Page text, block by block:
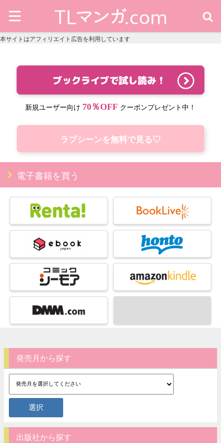
本サイトはアフィリエイト広告を利用しています
新規ユーザー向け 70％OFF クーポンプレゼント中！
ラブシーンを無料で見る♡
電子書籍を買う
発売月から探す
出版社から探す